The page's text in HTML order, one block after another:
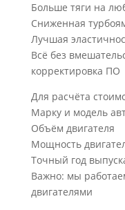
Больше тяги на
Сниженная
Лучшая
Всё без
корректировка ПО
Для расчёта
Марку и модель
Объём двигателя
Мощность
Точный год
Важно: мы
двигателями